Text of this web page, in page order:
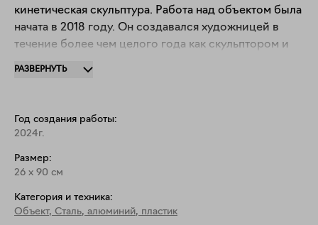
кинетическая скульптура. Работа над объектом была
начата в 2018 году. Он создавался художницей в
течение более чем целого года как скульптором и
объектам художницы принцип передачи
информации путем погружения зрителя в
РАЗВЕРНУТЬ
Год создания работы:
2024г.
Размер:
26 x 90 см
Категория и техника:
Объект, Сталь, алюминий, пластик